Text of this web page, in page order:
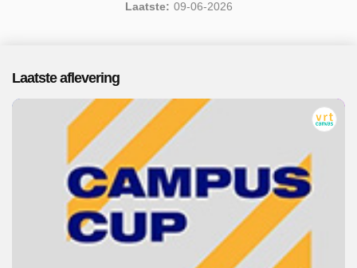
Laatste: 09-06-2026
Laatste aflevering